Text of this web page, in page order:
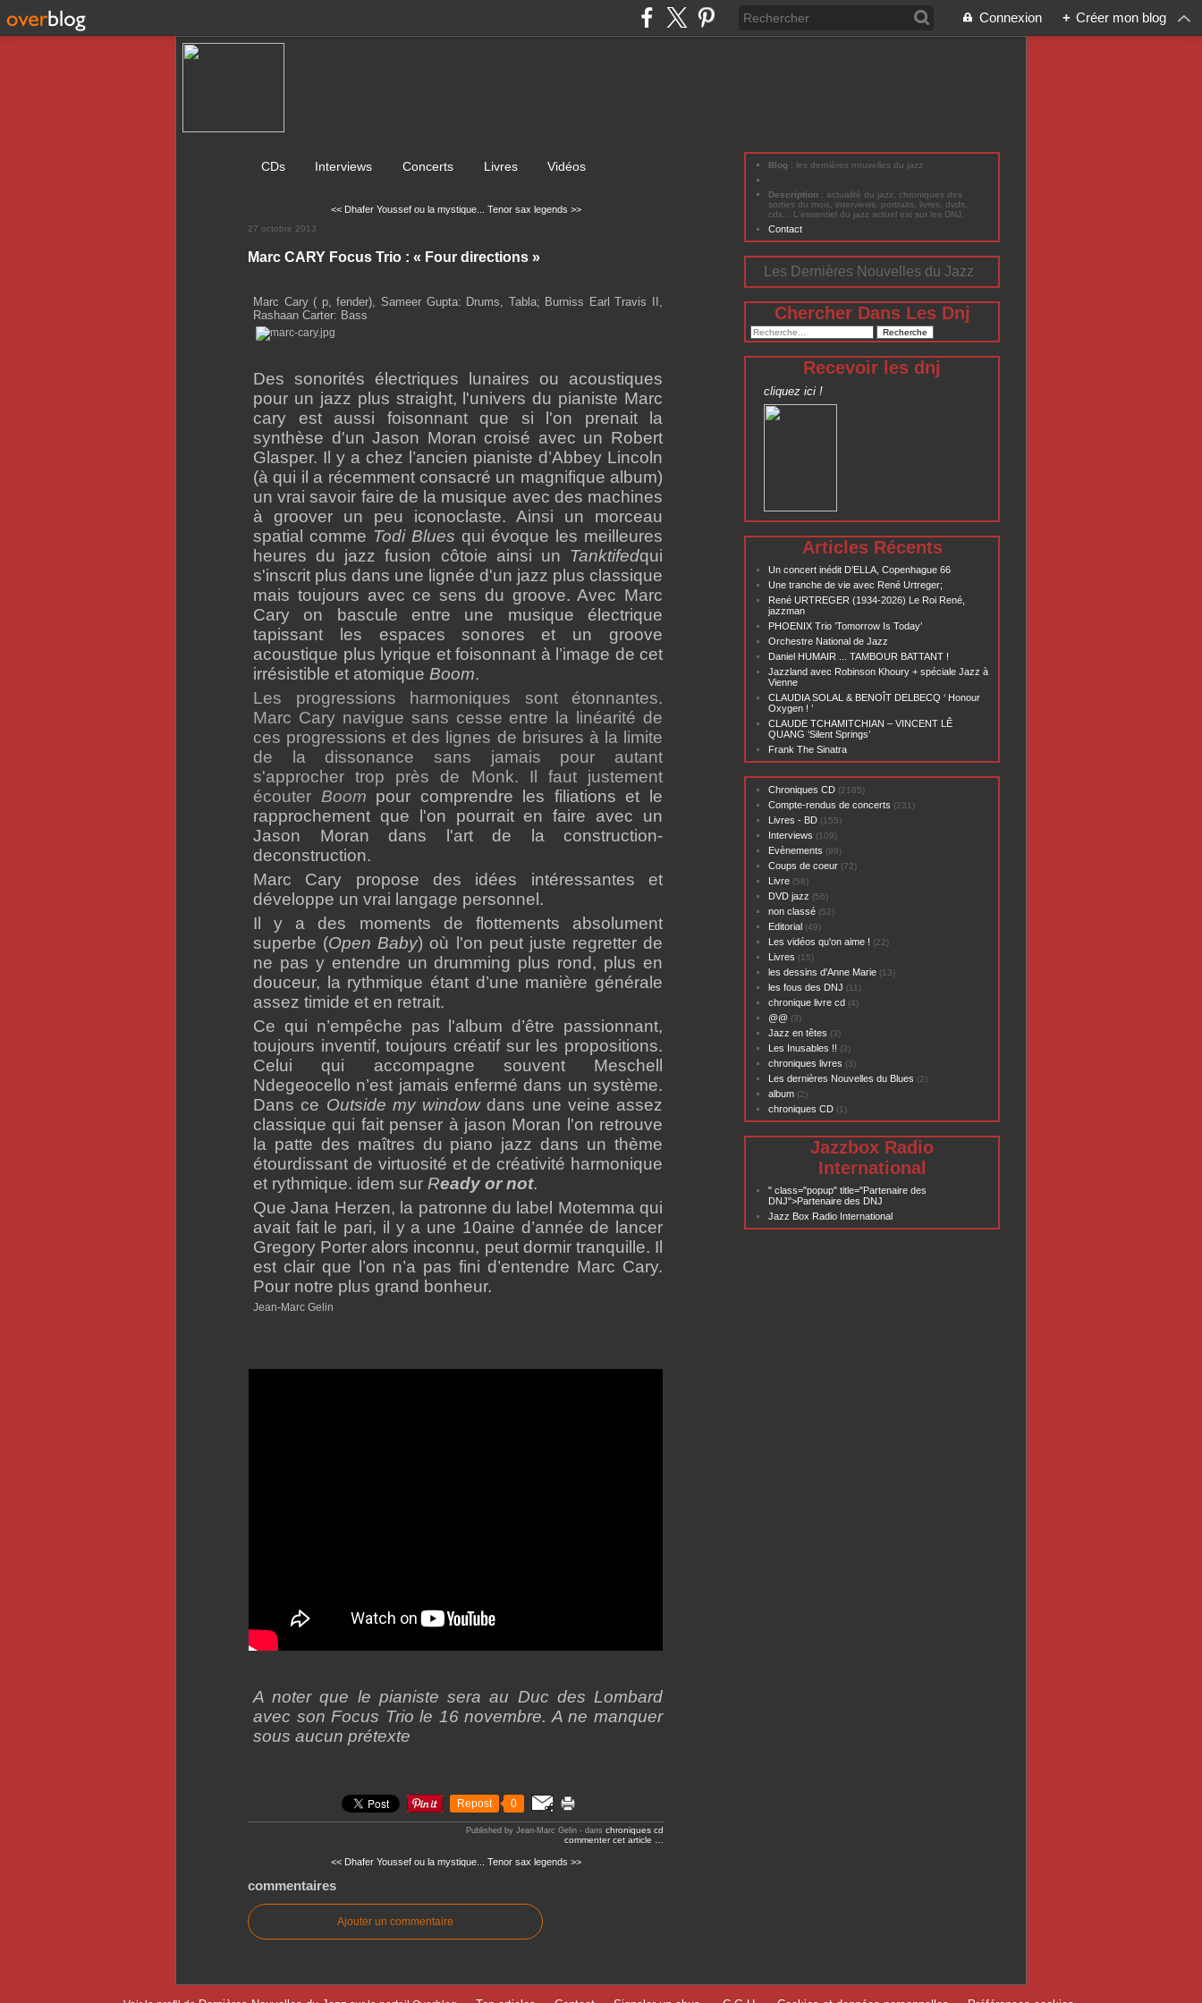
Connexion + Créer mon blog
CDs Interviews Concerts Livres Vidéos
<< Dhafer Youssef ou la mystique... Tenor sax legends >>
27 octobre 2013
Marc CARY Focus Trio : « Four directions »
Marc Cary ( p, fender), Sameer Gupta: Drums, Tabla; Burniss Earl Travis II,
Rashaan Carter: Bass
Des sonorités électriques lunaires ou acoustiques
pour un jazz plus straight, l'univers du pianiste Marc
cary est aussi foisonnant que si l'on prenait la
synthèse d'un Jason Moran croisé avec un Robert
Glasper. Il y a chez l’ancien pianiste d’Abbey Lincoln
(à qui il a récemment consacré un magnifique album)
un vrai savoir faire de la musique avec des machines
à groover un peu iconoclaste. Ainsi un morceau
spatial comme Todi Blues qui évoque les meilleures
heures du jazz fusion côtoie ainsi un Tanktifedqui
s'inscrit plus dans une lignée d'un jazz plus classique
mais toujours avec ce sens du groove. Avec Marc
Cary on bascule entre une musique électrique
tapissant les espaces sonores et un groove
acoustique plus lyrique et foisonnant à l’image de cet
irrésistible et atomique Boom.
Les progressions harmoniques sont étonnantes.
Marc Cary navigue sans cesse entre la linéarité de
ces progressions et des lignes de brisures à la limite
de la dissonance sans jamais pour autant
s'approcher trop près de Monk. Il faut justement
écouter Boom pour comprendre les filiations et le
rapprochement que l'on pourrait en faire avec un
Jason Moran dans l'art de la construction-
deconstruction.
Marc Cary propose des idées intéressantes et
développe un vrai langage personnel.
Il y a des moments de flottements absolument
superbe (Open Baby) où l'on peut juste regretter de
ne pas y entendre un drumming plus rond, plus en
douceur, la rythmique étant d’une manière générale
assez timide et en retrait.
Ce qui n’empêche pas l'album d’être passionnant,
toujours inventif, toujours créatif sur les propositions.
Celui qui accompagne souvent Meschell
Ndegeocello n’est jamais enfermé dans un système.
Dans ce Outside my window dans une veine assez
classique qui fait penser à jason Moran l'on retrouve
la patte des maîtres du piano jazz dans un thème
étourdissant de virtuosité et de créativité harmonique
et rythmique. idem sur Ready or not.
Que Jana Herzen, la patronne du label Motemma qui
avait fait le pari, il y a une 10aine d’année de lancer
Gregory Porter alors inconnu, peut dormir tranquille. Il
est clair que l’on n’a pas fini d’entendre Marc Cary.
Pour notre plus grand bonheur.
Jean-Marc Gelin
A noter que le pianiste sera au Duc des Lombard
avec son Focus Trio le 16 novembre. A ne manquer
sous aucun prétexte
Repost 0
Published by Jean-Marc Gelin - dans chroniques cd
commenter cet article
<< Dhafer Youssef ou la mystique... Tenor sax legends >>
commentaires
Ajouter un commentaire
Blog : les dernières nouvelles du jazz
Description : actualité du jazz, chroniques des
sorties du mois, interviews, portraits, livres, dvds,
cds... L'essentiel du jazz actuel est sur les DNJ.
Contact
Les Dernières Nouvelles du Jazz
Chercher Dans Les Dnj
Recevoir les dnj
cliquez ici !
Articles Récents
Un concert inédit D’ELLA, Copenhague 66
Une tranche de vie avec René Urtreger;
René URTREGER (1934-2026) Le Roi René,
jazzman
PHOENIX Trio ’Tomorrow Is Today’
Orchestre National de Jazz
Daniel HUMAIR ... TAMBOUR BATTANT !
Jazzland avec Robinson Khoury + spéciale Jazz à
Vienne
CLAUDIA SOLAL & BENOÎT DELBECQ ‘ Honour
Oxygen ! ’
CLAUDE TCHAMITCHIAN – VINCENT LÊ
QUANG ‘Silent Springs’
Frank The Sinatra
Chroniques CD (2185)
Compte-rendus de concerts (231)
Livres - BD (155)
Interviews (109)
Evènements (99)
Coups de coeur (72)
Livre (58)
DVD jazz (56)
non classé (52)
Editorial (49)
Les vidéos qu'on aime ! (22)
Livres (15)
les dessins d'Anne Marie (13)
les fous des DNJ (11)
chronique livre cd (4)
@@ (3)
Jazz en têtes (3)
Les Inusables !! (3)
chroniques livres (3)
Les dernières Nouvelles du Blues (2)
album (2)
chroniques CD (1)
Jazzbox Radio
International
" class="popup" title="Partenaire des
DNJ">Partenaire des DNJ
Jazz Box Radio International